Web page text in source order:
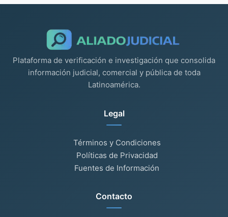
Plataforma de verificación e investigación que consolida
información judicial, comercial y pública de toda
Latinoamérica.
Legal
Términos y Condiciones
Políticas de Privacidad
Fuentes de Información
Contacto